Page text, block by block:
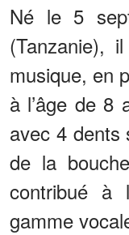
Né le 5
(Tanzanie),
musique, en
à l’âge de 8
avec 4 dents
de la
contribué à
gamme